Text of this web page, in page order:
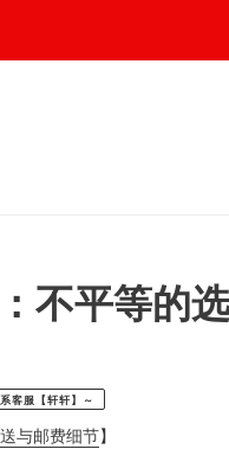
不平等的
客服【轩轩】～
与邮费细节】